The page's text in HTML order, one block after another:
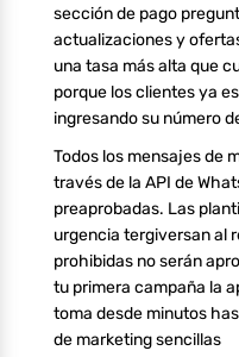
sección de pago
actualizaciones y
una tasa más alta que
porque los clientes ya
ingresando su número
Todos los mensajes de
través de la API de
preaprobadas. Las
urgencia tergiversan al
prohibidas no serán
tu primera campaña la
toma desde minutos
de marketing sencillas